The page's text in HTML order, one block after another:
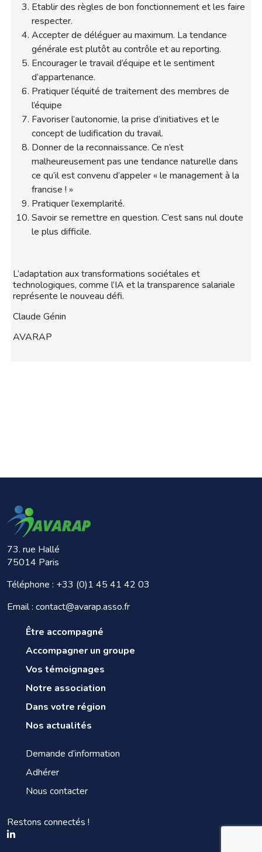
Etablir des règles de bon fonctionnement et les faire
respecter.
Accepter de déléguer au maximum. La tendance
générale est plutôt au contrôle et au reporting.
Encourager le travail d’équipe et le sentiment
d’appartenance.
Pratiquer l’équité de traitement des membres de
l’équipe
Favoriser l’autonomie, la prise d’initiatives et le
concept de ludification du travail.
Donner de la reconnaissance. Ce n’est
malheureusement pas une tendance naturelle dans
ce qu’il est convenu d’appeler « le management à la
francise ! »
Pratiquer l’exemplarité.
Savoir se remettre en question. C’est sans nul doute
le plus difficile.
L’adaptation aux transformations sociétales et
technologiques, comme l’IA et la transparence salariale
représente le nouveau défi.
Claude Génin
AVARAP
73. rue Hallé
75014 Paris
Téléphone : +33 (0)1 45 41 42 03
Email : contact@avarap.asso.fr
Être accompagné
Accompagner un groupe
Vos témoignages
Notre association
Dans votre région
Nos actualités
Demande d’information
Adhérer
Nous contacter
Restons connectés !